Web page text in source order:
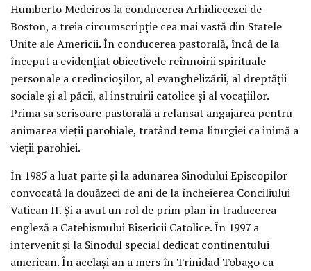
Humberto Medeiros la conducerea Arhidiecezei de
Boston, a treia circumscripție cea mai vastă din Statele
Unite ale Americii. În conducerea pastorală, încă de la
început a evidențiat obiectivele reînnoirii spirituale
personale a credincioșilor, al evanghelizării, al dreptății
sociale și al păcii, al instruirii catolice și al vocațiilor.
Prima sa scrisoare pastorală a relansat angajarea pentru
animarea vieții parohiale, tratând tema liturgiei ca inimă a
vieții parohiei.
În 1985 a luat parte și la adunarea Sinodului Episcopilor
convocată la douăzeci de ani de la încheierea Conciliului
Vatican II. Și a avut un rol de prim plan în traducerea
engleză a Catehismului Bisericii Catolice. În 1997 a
intervenit și la Sinodul special dedicat continentului
american. În același an a mers în Trinidad Tobago ca